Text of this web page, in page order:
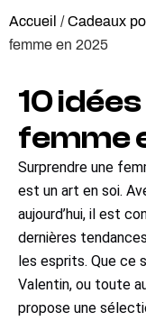
Accueil /Cadeaux
femme en 2025
10
femme
Surprendre une
est un art en soi.
aujourd’hui, il est
dernières
les esprits. Que ce
Valentin, ou toute
propose une